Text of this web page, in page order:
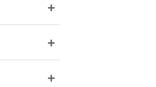
+
+
+